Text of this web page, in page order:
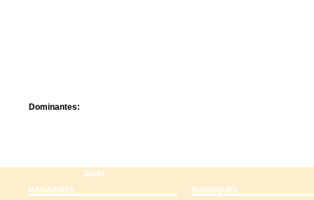
Dominantes:
Sport
MAGAZINES RUBRIQUES